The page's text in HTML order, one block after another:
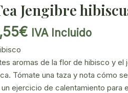
Jengibre
€El
actual
es:
3,55€.
IVA Incluido
aromas de la flor de hibisco y el
Tómate una taza y nota cómo
ejercicio de calentamiento para